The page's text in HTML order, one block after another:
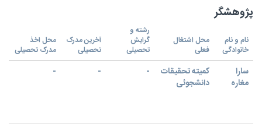
پژوهشگر
نام و نام
خانوادگی
محل اشتغال
فعلی
رشته و
گرایش
تحصیلی
آخرین مدرک
تحصیلی
محل اخذ
مدرک تحصیلی
سارا
مغاره
کمیته تحقیقات
دانشجوئی
-
-
-